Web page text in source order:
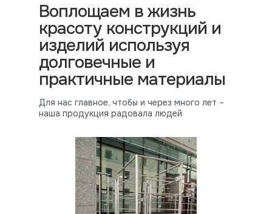
Для нас главное, чтобы и через много лет –
наша продукция радовала людей
Воплощаем в жизнь
красоту конструкций и
изделий используя
долговечные и
практичные материалы